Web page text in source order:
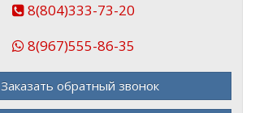
8(804)333-73-20
8(967)555-86-35
Заказать обратный звонок